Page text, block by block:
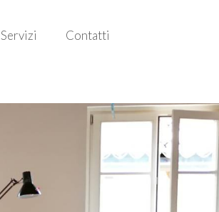
Servizi Contatti